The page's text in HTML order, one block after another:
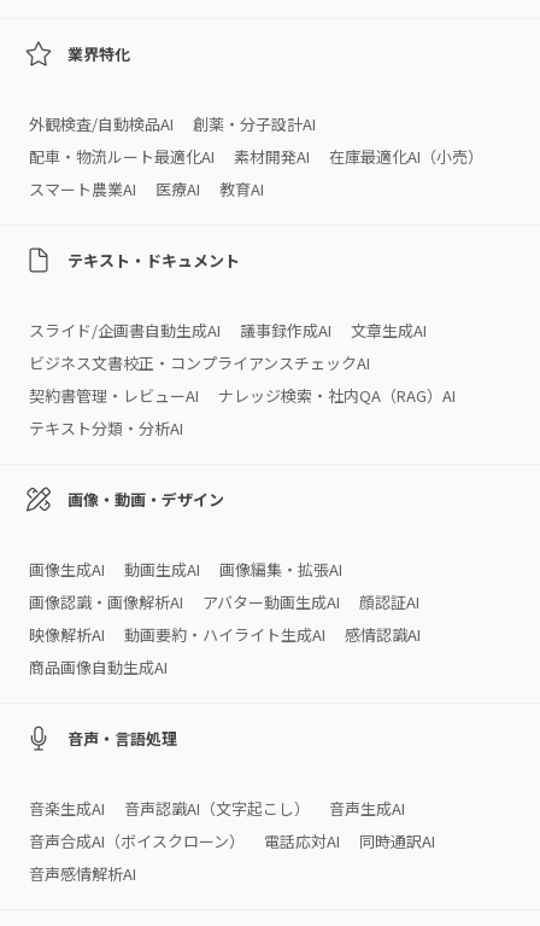
業界特化
外観検査/自動検品AI
創薬・分子設計AI
配車・物流ルート最適化AI
素材開発AI
在庫最適化AI（小売）
スマート農業AI
医療AI 教育AI
テキスト・ドキュメント
スライド/企画書自動生成AI 議事録作成AI
文章生成AI
ビジネス文書校正・コンプライアンスチェックAI
契約書管理・レビューAI
ナレッジ検索・社内QA（RAG）AI
テキスト分類・分析AI
画像・動画・デザイン
画像生成AI 動画生成AI
画像編集・拡張AI
画像認識・画像解析AI
アバター動画生成AI
顔認証AI
映像解析AI
動画要約・ハイライト生成AI
感情認識AI
商品画像自動生成AI
音声・言語処理
音楽生成AI 音声認識AI（文字起こし）
音声生成AI
音声合成AI（ボイスクローン）
電話応対AI
同時通訳AI
音声感情解析AI